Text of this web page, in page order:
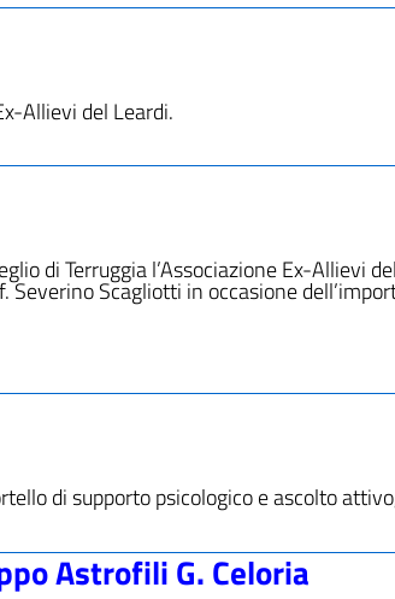
Allievi del Leardi.
di Terruggia l’Associazione Ex-Allievi
Severino Scagliotti in occasione
di supporto psicologico e ascolto
Astrofili G. Celoria